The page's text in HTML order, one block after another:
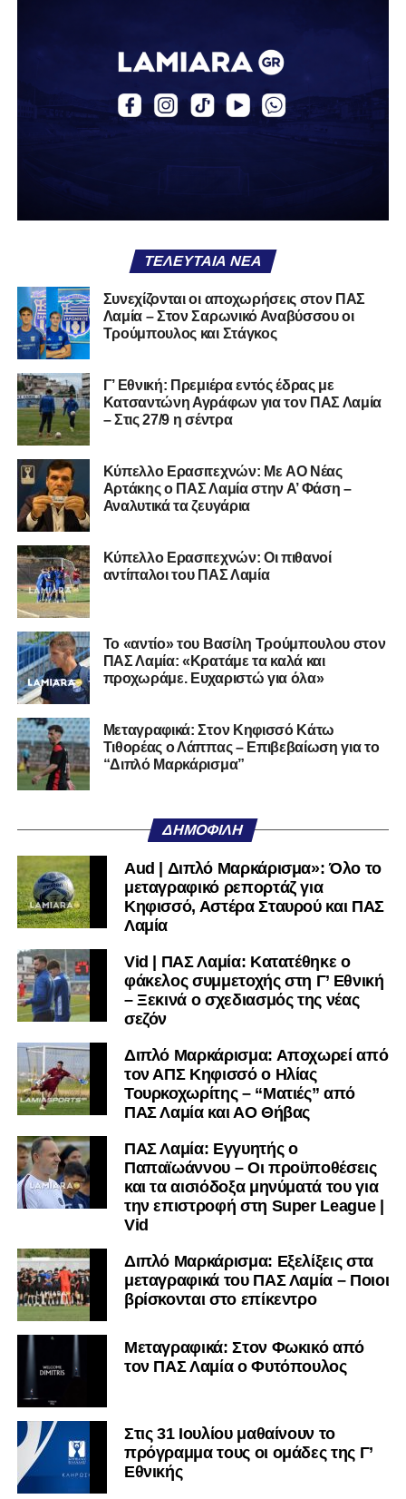
00:00
Πρόγραμμα
Αναπαραγωγής
Βίντεο
00:00
ΤΕΛΕΥΤΑΊΑ ΝΈΑ
Συνεχίζονται οι αποχωρήσεις στον ΠΑΣ
Λαμία – Στον Σαρωνικό Αναβύσσου οι
Τρούμπουλος και Στάγκος
Γ’ Εθνική: Πρεμιέρα εντός έδρας με
Κατσαντώνη Αγράφων για τον ΠΑΣ Λαμία
– Στις 27/9 η σέντρα
Kύπελλο Ερασιτεχνών: Με AO Nέας
Αρτάκης ο ΠΑΣ Λαμία στην Α’ Φάση –
Αναλυτικά τα ζευγάρια
Κύπελλο Ερασιτεχνών: Οι πιθανοί
αντίπαλοι του ΠΑΣ Λαμία
Το «αντίο» του Βασίλη Τρούμπουλου στον
ΠΑΣ Λαμία: «Κρατάμε τα καλά και
προχωράμε. Ευχαριστώ για όλα»
Μεταγραφικά: Στον Κηφισσό Κάτω
Τιθορέας ο Λάππας – Επιβεβαίωση για το
“Διπλό Μαρκάρισμα”
ΔΗΜΟΦΙΛΉ
Aud | Διπλό Μαρκάρισμα»: Όλο το
μεταγραφικό ρεπορτάζ για
Κηφισσό, Αστέρα Σταυρού και ΠΑΣ
Λαμία
Vid | ΠΑΣ Λαμία: Κατατέθηκε ο
φάκελος συμμετοχής στη Γ’ Εθνική
– Ξεκινά ο σχεδιασμός της νέας
σεζόν
Διπλό Μαρκάρισμα: Αποχωρεί από
τον ΑΠΣ Κηφισσό ο Ηλίας
Τουρκοχωρίτης – “Ματιές” από
ΠΑΣ Λαμία και ΑΟ Θήβας
ΠΑΣ Λαμία: Εγγυητής ο
Παπαϊωάννου – Οι προϋποθέσεις
και τα αισιόδοξα μηνύματά του για
την επιστροφή στη Super League |
Vid
Διπλό Μαρκάρισμα: Εξελίξεις στα
μεταγραφικά του ΠΑΣ Λαμία – Ποιοι
βρίσκονται στο επίκεντρο
Μεταγραφικά: Στον Φωκικό από
τον ΠΑΣ Λαμία ο Φυτόπουλος
Στις 31 Ιουλίου μαθαίνουν το
πρόγραμμα τους οι ομάδες της Γ’
Εθνικής